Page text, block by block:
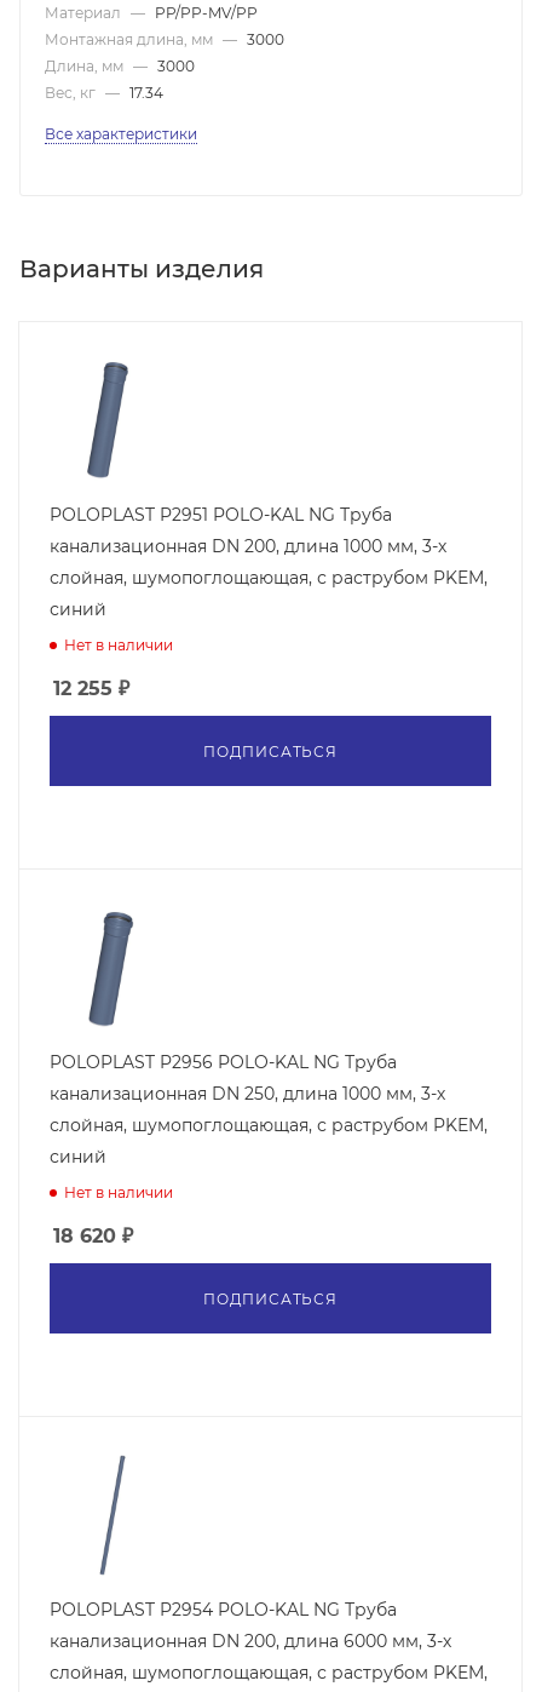
Материал — PP/PP-MV/PP
Монтажная длина, мм — 3000
Длина, мм — 3000
Вес, кг — 17.34
Все характеристики
Варианты изделия
POLOPLAST P2951 POLO-KAL NG Труба
канализационная DN 200, длина 1000 мм, 3-х
слойная, шумопоглощающая, с раструбом PKEM,
синий
Нет в наличии
12 255 ₽
ПОДПИСАТЬСЯ
POLOPLAST P2956 POLO-KAL NG Труба
канализационная DN 250, длина 1000 мм, 3-х
слойная, шумопоглощающая, с раструбом PKEM,
синий
Нет в наличии
18 620 ₽
ПОДПИСАТЬСЯ
POLOPLAST P2954 POLO-KAL NG Труба
канализационная DN 200, длина 6000 мм, 3-х
слойная, шумопоглощающая, с раструбом PKEM,